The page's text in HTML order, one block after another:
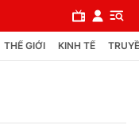
THẾ GIỚI KINH TẾ